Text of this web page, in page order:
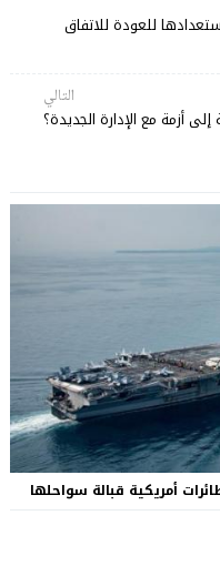
للعودة للاتفاق
التالي
أزمة مع الإدارة الجديدة؟
أمريكية قبالة سواحلها